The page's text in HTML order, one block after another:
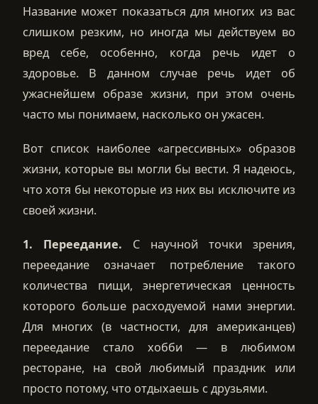
Название может показаться для многих из вас
слишком резким, но иногда мы действуем во
вред себе, особенно, когда речь идет о
здоровье. В данном случае речь идет об
ужаснейшем образе жизни, при этом очень
часто мы понимаем, насколько он ужасен.
Вот список наиболее «агрессивных» образов
жизни, которые вы могли бы вести. Я надеюсь,
что хотя бы некоторые из них вы исключите из
своей жизни.
1. Переедание. С научной точки зрения,
переедание означает потребление такого
количества пищи, энергетическая ценность
которого больше расходуемой нами энергии.
Для многих (в частности, для американцев)
переедание стало хобби — в любимом
ресторане, на свой любимый праздник или
просто потому, что отдыхаешь с друзьями.